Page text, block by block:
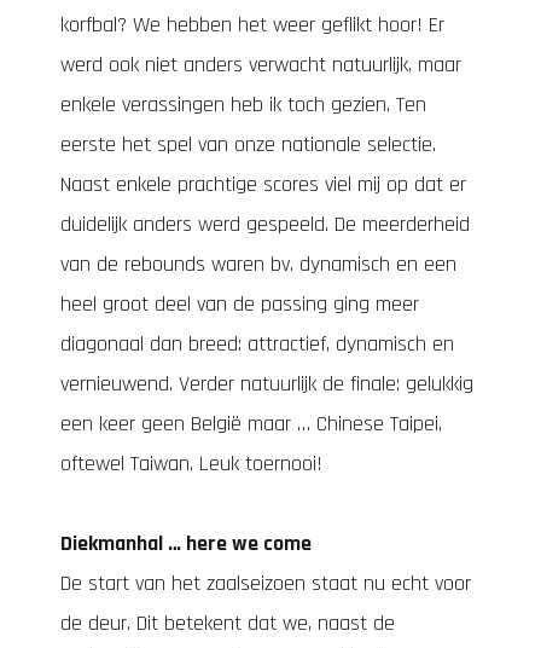
korfbal? We hebben het weer geflikt hoor! Er
werd ook niet anders verwacht natuurlijk, maar
enkele verassingen heb ik toch gezien. Ten
eerste het spel van onze nationale selectie.
Naast enkele prachtige scores viel mij op dat er
duidelijk anders werd gespeeld. De meerderheid
van de rebounds waren bv. dynamisch en een
heel groot deel van de passing ging meer
diagonaal dan breed: attractief, dynamisch en
vernieuwend. Verder natuurlijk de finale: gelukkig
een keer geen België maar … Chinese Taipei,
oftewel Taiwan. Leuk toernooi!
Diekmanhal … here we come
De start van het zaalseizoen staat nu echt voor
de deur. Dit betekent dat we, naast de